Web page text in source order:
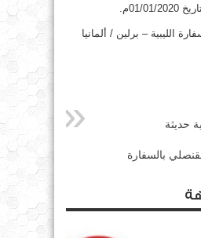
الليبية – برلين / ألمانيا
حديثة
بالسفارة